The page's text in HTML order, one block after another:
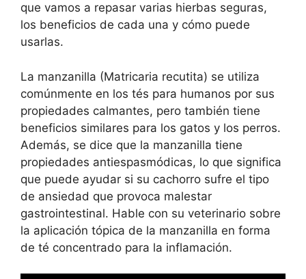
que vamos a repasar varias hierbas seguras,
los beneficios de cada una y cómo puede
usarlas.
La manzanilla (Matricaria recutita) se utiliza
comúnmente en los tés para humanos por sus
propiedades calmantes, pero también tiene
beneficios similares para los gatos y los perros.
Además, se dice que la manzanilla tiene
propiedades antiespasmódicas, lo que significa
que puede ayudar si su cachorro sufre el tipo
de ansiedad que provoca malestar
gastrointestinal. Hable con su veterinario sobre
la aplicación tópica de la manzanilla en forma
de té concentrado para la inflamación.